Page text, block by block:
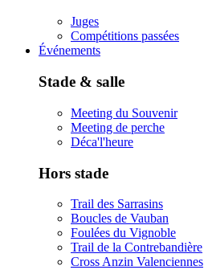
Juges
Compétitions passées
Événements
Stade & salle
Meeting du Souvenir
Meeting de perche
Déca'l'heure
Hors stade
Trail des Sarrasins
Boucles de Vauban
Foulées du Vignoble
Trail de la Contrebandière
Cross Anzin Valenciennes